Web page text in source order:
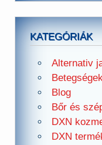
KATEGÓRIÁK
Alternativ
Blog
Bőr és
DXN
DXN